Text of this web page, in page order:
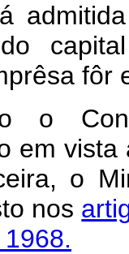
do
fôr
o
em
o
nos